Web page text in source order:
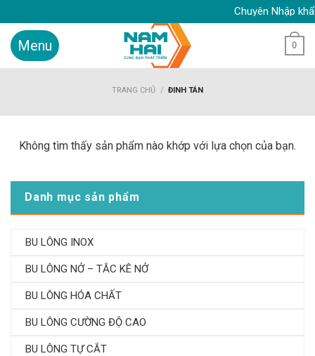
to
content
Chuyên Nhập
0
TRANG CHỦ / ĐINH TÁN
Danh mục sản phẩm
BU LÔNG INOX
BU LÔNG NỞ – TẮC KÊ NỞ
BU LÔNG HÓA CHẤT
BU LÔNG CƯỜNG ĐỘ CAO
BU LÔNG TỰ CẮT
Không tìm thấy sản phẩm nào khớp với lựa chọn của bạn.